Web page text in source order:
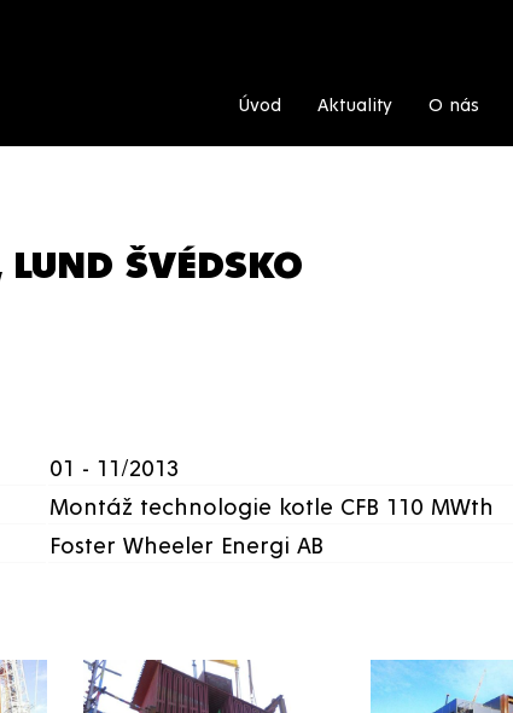
Úvod Aktuality O nás
LUND ŠVÉDSKO
01 - 11/2013
Montáž technologie kotle CFB 110 MWth
Foster Wheeler Energi AB